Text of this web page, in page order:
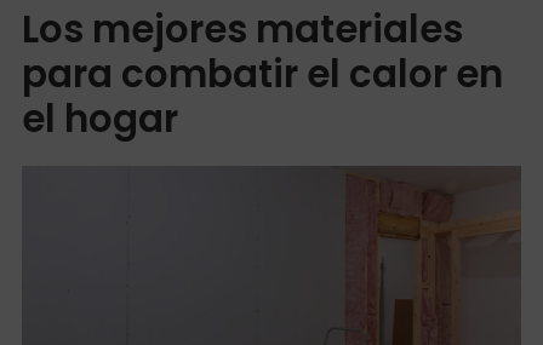
Los mejores materiales
para combatir el calor en
el hogar